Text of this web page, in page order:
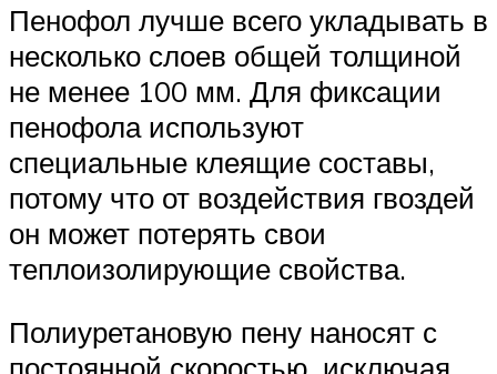
Пенофол лучше всего укладывать в
несколько слоев общей толщиной
не менее 100 мм. Для фиксации
пенофола используют
специальные клеящие составы,
потому что от воздействия гвоздей
он может потерять свои
теплоизолирующие свойства.
Полиуретановую пену наносят с